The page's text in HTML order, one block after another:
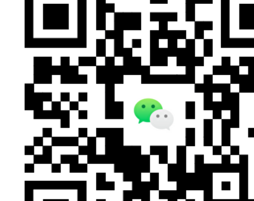
成考本科论文怎么写？
成考和自考有什么区别？
成考新生入学要携带哪些材料?
成考学籍档案在哪里查呢?